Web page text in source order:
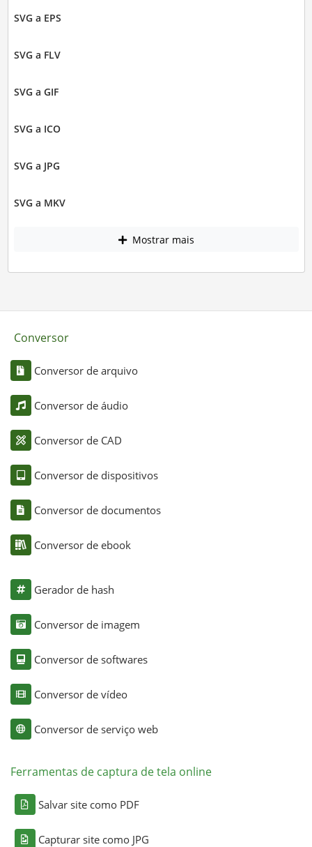
SVG a EPS
SVG a FLV
SVG a GIF
SVG a ICO
SVG a JPG
SVG a MKV
Mostrar mais
Conversor
Conversor de arquivo
Conversor de áudio
Conversor de CAD
Conversor de dispositivos
Conversor de documentos
Conversor de ebook
Gerador de hash
Conversor de imagem
Conversor de softwares
Conversor de vídeo
Conversor de serviço web
Ferramentas de captura de tela online
Salvar site como PDF
Capturar site como JPG